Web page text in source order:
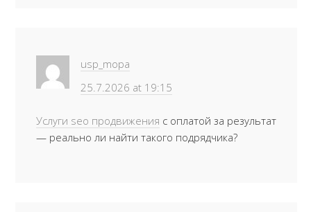
usp_mopa
25.7.2026 at 19:15
Услуги seo продвижения с оплатой за результат
— реально ли найти такого подрядчика?